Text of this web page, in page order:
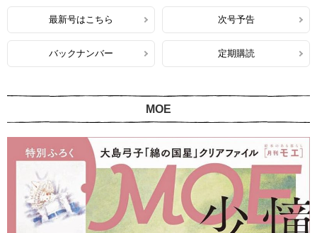
最新号はこちら 次号予告
バックナンバー 定期購読
MOE